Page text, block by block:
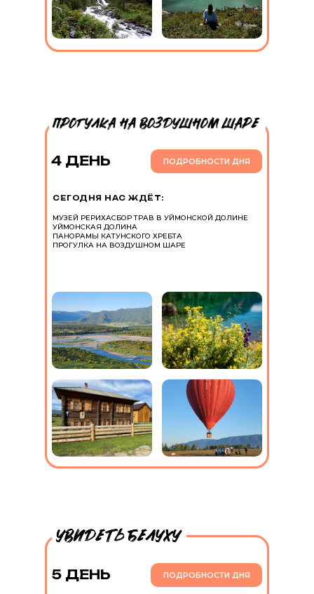
СЕГОДНЯ НАС ЖДЁТ:
МУЗЕЙ РЕРИХАСБОР ТРАВ В УЙМОНСКОЙ ДОЛИНЕ
УЙМОНСКАЯ ДОЛИНА
ПАНОРАМЫ КАТУНСКОГО ХРЕБТА
ПРОГУЛКА НА ВОЗДУШНОМ ШАРЕ
4 ДЕНЬ ПОДРОБНОСТИ ДНЯ
5 ДЕНЬ ПОДРОБНОСТИ ДНЯ